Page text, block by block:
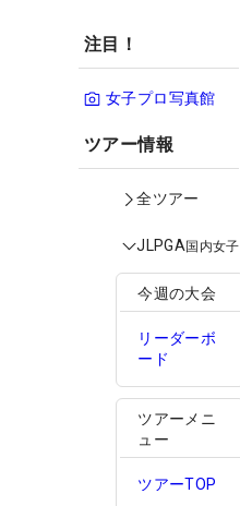
注目！
女子プロ写真館
ツアー情報
全ツアー
JLPGA国内女子
今週の大会
リーダーボ
ード
ツアーメニ
ュー
ツアーTOP